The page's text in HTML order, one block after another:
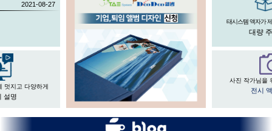
2021-08-27
태시스템 액자가
대량
멋지고 다양하게
설명
사진 작가님을
전시